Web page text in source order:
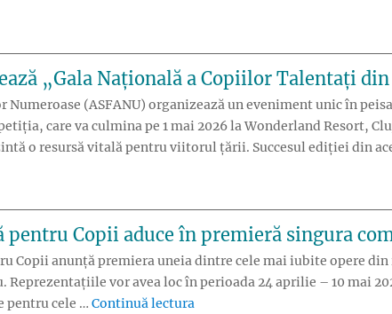
„Gala Națională a Copiilor Talentați
(ASFANU) organizează un eveniment unic în
care va culmina pe 1 mai 2026 la Wonderland Resort,
o resursă vitală pentru viitorul țării. Succesul ediției din
pentru Copii aduce în premieră singura
Copii anunță premiera uneia dintre cele mai iubite opere
Reprezentațiile vor avea loc în perioada 24 aprilie – 10 mai
pentru cele … Continuă lectura